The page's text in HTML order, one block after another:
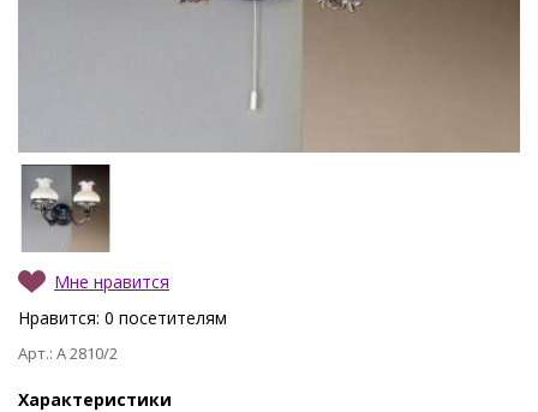
Мне нравится
Нравится: 0 посетителям
Арт.: A 2810/2
Характеристики